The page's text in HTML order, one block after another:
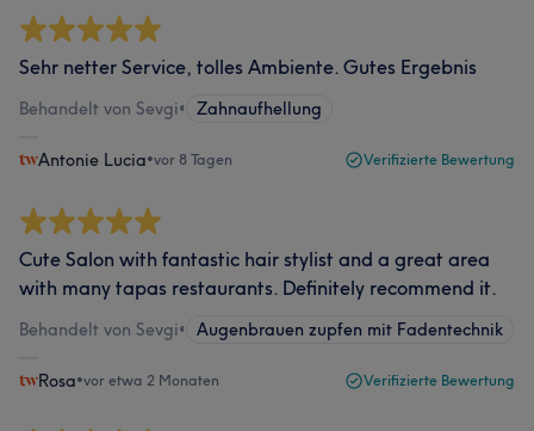
Sehr netter Service, tolles Ambiente. Gutes Ergebnis
Behandelt von Sevgi• Zahnaufhellung
Antonie Lucia•vor 8 Tagen Verifizierte Bewertung
Cute Salon with fantastic hair stylist and a great area
with many tapas restaurants. Definitely recommend it.
Behandelt von Sevgi• Augenbrauen zupfen mit Fadentechnik
Rosa•vor etwa 2 Monaten Verifizierte Bewertung